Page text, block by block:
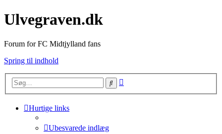
Ulvegraven.dk
Forum for FC Midtjylland fans
Spring til indhold
Søg
Hurtige links
Ubesvarede indlæg